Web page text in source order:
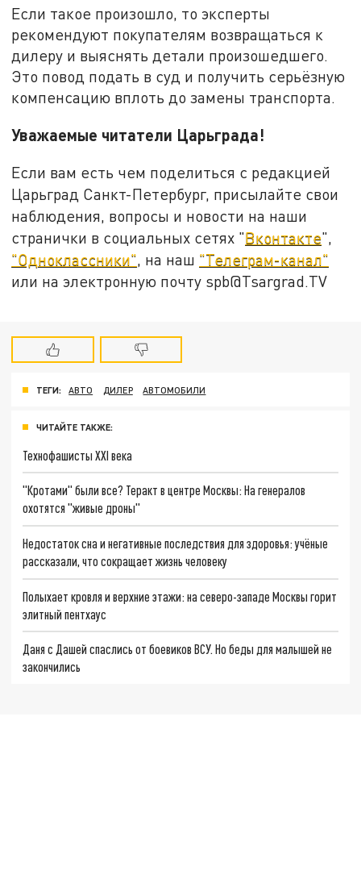
Если такое произошло, то эксперты
рекомендуют покупателям возвращаться к
дилеру и выяснять детали произошедшего.
Это повод подать в суд и получить серьёзную
компенсацию вплоть до замены транспорта.
Уважаемые читатели Царьграда!
Если вам есть чем поделиться с редакцией
Царьград Санкт-Петербург, присылайте свои
наблюдения, вопросы и новости на наши
странички в социальных сетях "Вконтакте",
"Одноклассники", на наш "Телеграм-канал"
или на электронную почту spb@Tsargrad.TV
ТЕГИ: АВТО ДИЛЕР АВТОМОБИЛИ
ЧИТАЙТЕ ТАКЖЕ:
Технофашисты XXI века
"Кротами" были все? Теракт в центре Москвы: На генералов
охотятся "живые дроны"
Недостаток сна и негативные последствия для здоровья: учёные
рассказали, что сокращает жизнь человеку
Полыхает кровля и верхние этажи: на северо-западе Москвы горит
элитный пентхаус
Даня с Дашей спаслись от боевиков ВСУ. Но беды для малышей не
закончились